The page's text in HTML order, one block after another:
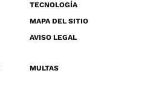
TECNOLOGÍA
MAPA DEL SITIO
AVISO LEGAL
MULTAS